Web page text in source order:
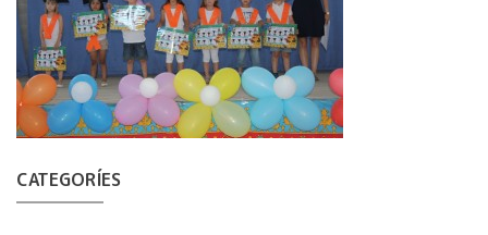
CATEGORÍES